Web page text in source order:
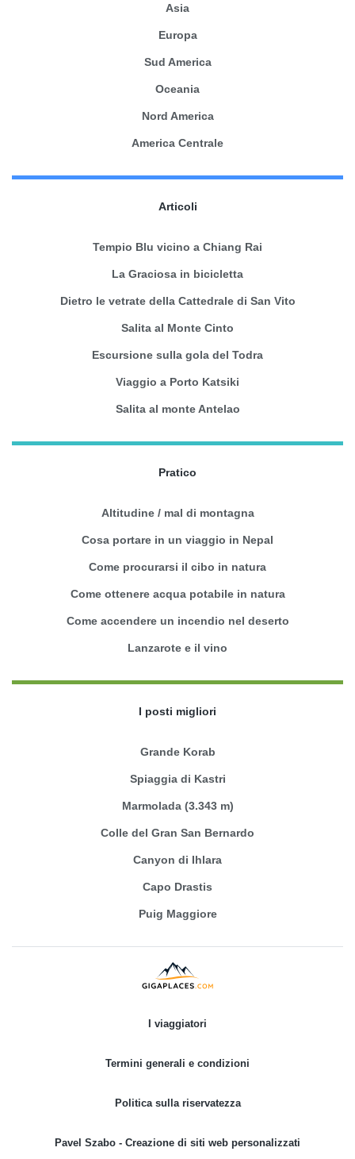
Asia
Europa
Sud America
Oceania
Nord America
America Centrale
Articoli
Tempio Blu vicino a Chiang Rai
La Graciosa in bicicletta
Dietro le vetrate della Cattedrale di San Vito
Salita al Monte Cinto
Escursione sulla gola del Todra
Viaggio a Porto Katsiki
Salita al monte Antelao
Pratico
Altitudine / mal di montagna
Cosa portare in un viaggio in Nepal
Come procurarsi il cibo in natura
Come ottenere acqua potabile in natura
Come accendere un incendio nel deserto
Lanzarote e il vino
I posti migliori
Grande Korab
Spiaggia di Kastri
Marmolada (3.343 m)
Colle del Gran San Bernardo
Canyon di Ihlara
Capo Drastis
Puig Maggiore
I viaggiatori
Termini generali e condizioni
Politica sulla riservatezza
Pavel Szabo - Creazione di siti web personalizzati